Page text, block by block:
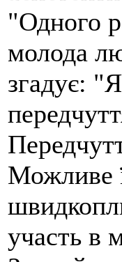
"Одного
молода
згадує:
Можливе
участь в